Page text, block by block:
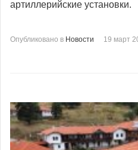
артиллерийские установки.
Опубликовано в Новости 19 март